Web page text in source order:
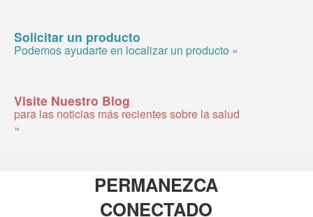
Solicitar un producto
Podemos ayudarte en localizar un producto »
Visite Nuestro Blog
para las noticias más recientes sobre la salud
»
PERMANEZCA
CONECTADO